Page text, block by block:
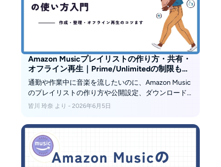
Amazon Musicプレイリストの作り方・共有・
オフライン再生｜Prime/Unlimitedの制限も解
説
通勤や作業中に音楽を流したいのに、Amazon Music
のプレイリストの作り方や公開設定、ダウンロード
の仕組みが分かりにくいと感じている人は少なくあ
の基本から、作成・編集・共有・オフライン再生、
よくあるトラブル対処までをひと通り整理します。
これからプレイリストを使い始める初心者でも、必
要なポイントだけ押さえて快適に音楽を楽しめるよ
うになることを目指します。
皆川 玲奈 より - 2026年6月5日